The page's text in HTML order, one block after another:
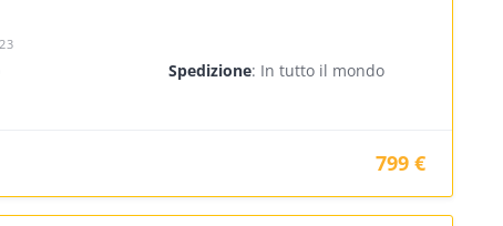
Spedizione: In tutto il mondo
799 €